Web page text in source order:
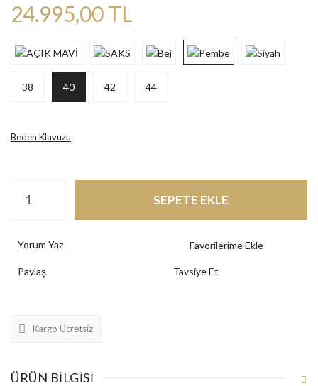
24.995,00 TL
38 40 42 44
Beden Klavuzu
SEPETE EKLE
Yorum Yaz
Paylaş Tavsiye Et
Kargo Ücretsiz
ÜRÜN BILGISI